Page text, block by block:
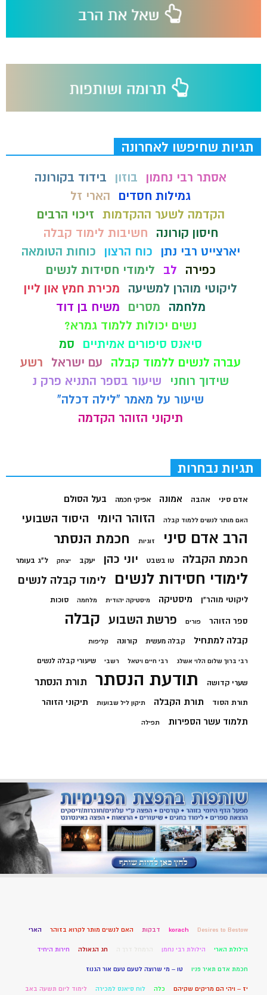
תגיות שחיפשו לאחרונה
אסתר רבי נחמון בוזון
בידוד בקורונה
גמילות חסדים
הארי זל
הקדמה לשער ההקדמות זיכוי הרבים
חיסון קורונה
חשיבות לימוד קבלה
יארצייט רבי נתן
כוח הרצון
כוחות הטומאה
כפירה
לב
לימודי חסידות לנשים
ליקוטי מוהרן למשיעה
מכירת חמץ און ליין
מלחמה
מסרים
משיח בן דוד
נשים יכולות ללמוד גמרא?
סיאנס סיפורים אמיתיים
סמ
עברה לנשים ללמוד קבלה
עם ישראל
רשע
שידוך רוחני
שיעור בספר התניא פרק נ
שיעור על מאמר "לילה דכלה"
תיקוני הזוהר הקדמה
תגיות נבחרות
אדם סיני אהבה אמונה אפיקי חכמה בעל הסולם
האם מותר לנשים ללמוד קבלה הזוהר היומי היסוד השבועי
הרב אדם סיני זוגיות חכמת הנסתר
חכמת הקבלה טו בשבט יוני כהן יעקב יצחק ל"ג בעומר
לימודי חסידות לנשים לימוד קבלה לנשים
ליקוטי מוהר"ן מיסטיקה מיסטיקה יהודית מלחמה סוכות
ספר הזוהר פורים פרשת השבוע קבלה
קבלה למתחיל קבלה מעשית קורונה קליפות
רבי ברוך שלום הלוי אשלג רבי חיים ויטאל רשבי שיעורי קבלה לנשים
שערי קדושה תודעת הנסתר תורת הנסתר
תורת הסוד תורת הקבלה תיקון ליל שבועות תיקוני הזוהר
תלמוד עשר הספירות תפילה
Desires to Bestow
korach דבקות האם לנשים מותר לקרוא בזוהר הארי
הילולת הארי הילולת רבי נחמן חג הגאולה חירות היחיד
חכמת אדם תאיר פניו טו – מי שרוצה לטעם טעם אור הגנוז
יז – ויהי הם מריקים שקיהם כלה לוח סיאנס למכירה לימוד ליום תשעה באב